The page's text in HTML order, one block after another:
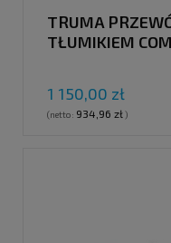
TRUMA
TŁUMIKIEM
1 150,00 zł
(netto: 934,96 zł)